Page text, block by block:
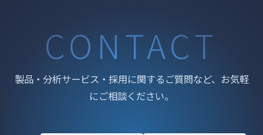
CONTACT
製品・分析サービス・採用に関するご質問など、お気軽
にご相談ください。